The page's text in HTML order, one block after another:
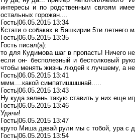
интересы и по родственным связям
остальных горожан....
Гость|06.05.2015 13:34
Кстати о собаках в Башкирии 5ти летнего
Гость|06.05.2015 13:35
Гость писал(a):
то для Кудимова шаг в пропасть! Ничего
если он- бесполезный и бестолковый
чтобы менять жизнь людей к лучшему, а
Гость|06.05.2015 13:41
ммм....какой симпатишшшнай.....
Гость|06.05.2015 13:43
Ну куда зелень такую ставить.у них еще
Гость|06.05.2015 13:46
Удачи!
Гость|06.05.2015 13:47
круто Миша давай рули мы с тобой, ура с
Гость |06.05.2015 13:54